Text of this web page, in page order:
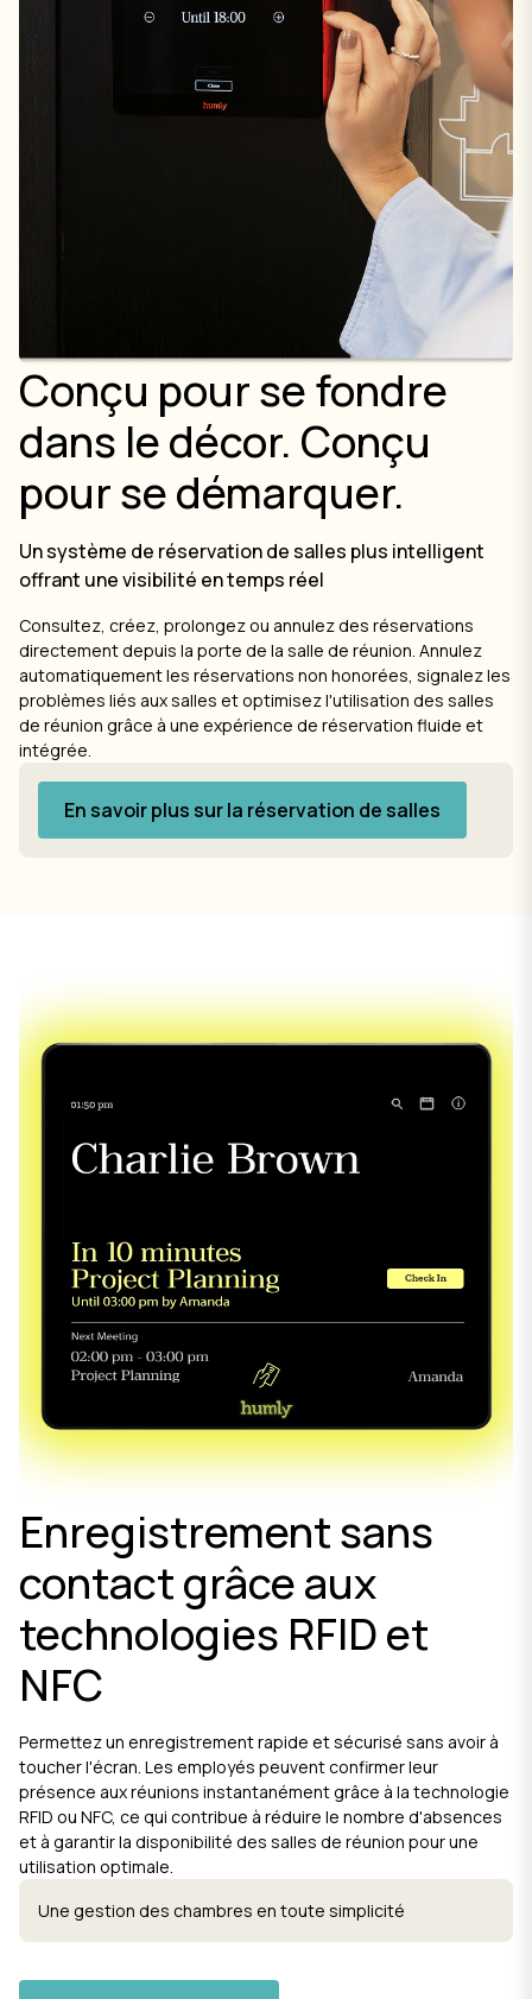
Conçu pour se fondre
dans le décor. Conçu
pour se démarquer.
Un système de réservation de salles plus intelligent
offrant une visibilité en temps réel
Consultez, créez, prolongez ou annulez des réservations
directement depuis la porte de la salle de réunion. Annulez
automatiquement les réservations non honorées, signalez les
problèmes liés aux salles et optimisez l'utilisation des salles
de réunion grâce à une expérience de réservation fluide et
intégrée.
En savoir plus sur la réservation de salles
Enregistrement sans
contact grâce aux
technologies RFID et
NFC
Permettez un enregistrement rapide et sécurisé sans avoir à
toucher l'écran. Les employés peuvent confirmer leur
présence aux réunions instantanément grâce à la technologie
RFID ou NFC, ce qui contribue à réduire le nombre d'absences
et à garantir la disponibilité des salles de réunion pour une
utilisation optimale.
Une gestion des chambres en toute simplicité